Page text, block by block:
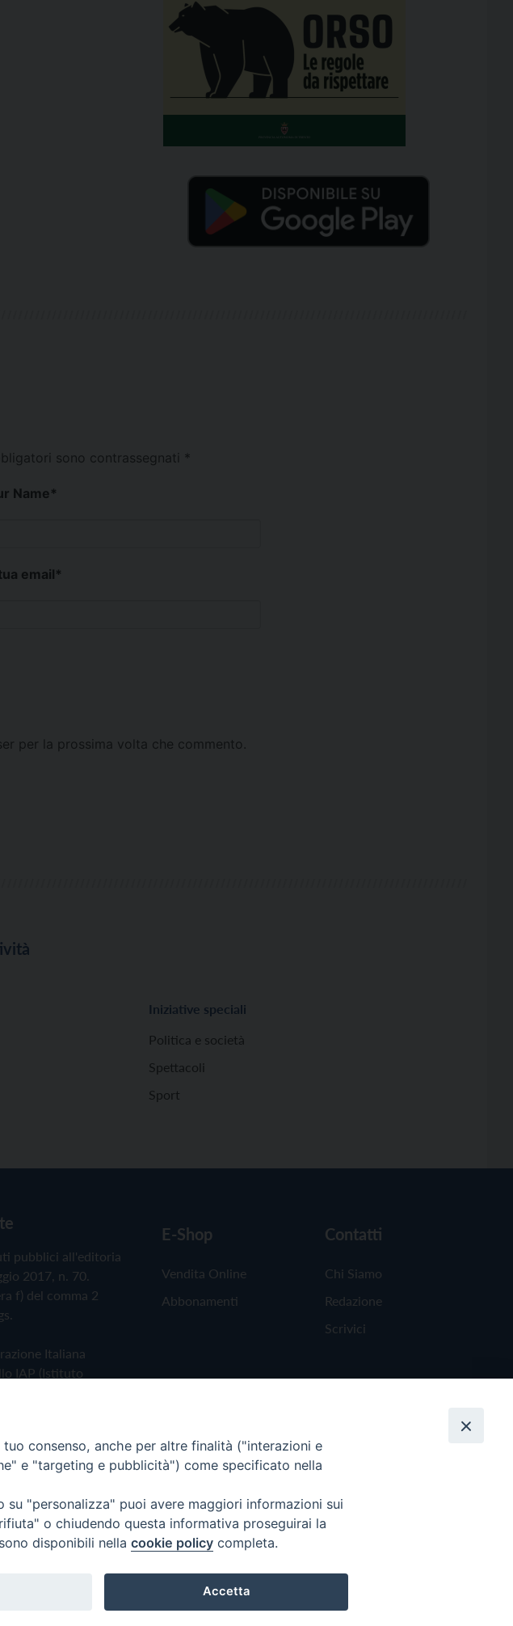
sono contrassegnati *
Name*
email*
per la prossima volta che commento.
Iniziative speciali
Politica e società
Spettacoli
Sport
pubblici all'editoria
2017, n. 70.
f) del comma 2
Italiana
IAP (Istituto
E-Shop
Vendita Online
Abbonamenti
Contatti
Chi Siamo
Redazione
Scrivici
consenso, anche per altre finalità ("interazioni e
e "targeting e pubblicità") come specificato nella
"personalizza" puoi avere maggiori informazioni sui
o chiudendo questa informativa proseguirai la
disponibili nella cookie policy completa.
Accetta